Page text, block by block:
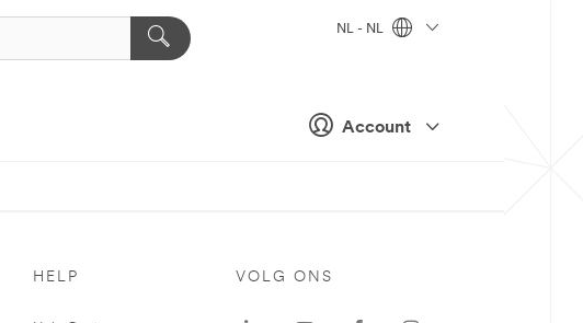
Account
NL - NL
HELP VOLG ONS